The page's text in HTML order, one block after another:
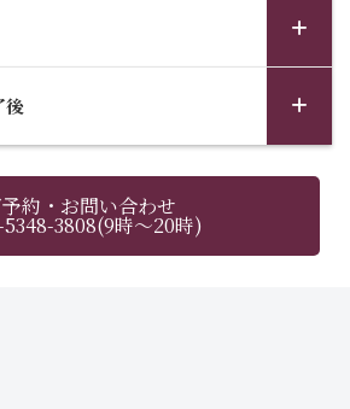
後
予約・お問い合わせ
3808(9時～20時)